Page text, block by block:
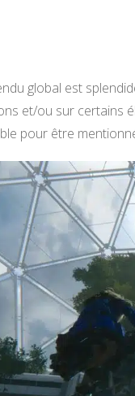
global est
et/ou sur certains
pour être